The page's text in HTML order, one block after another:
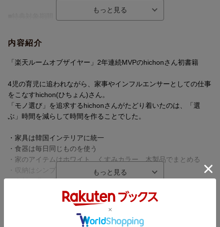
信致します。
■特典対象
■キャンペーン対象サービス
-楽天ブックス（PC・SP）
-iPhoneアプリ版楽天ブックス
※電子書籍（楽天kobo)はキャンペーンの対象外となります。
■プレゼント内容
楽天ブックス限定特典：書籍未公開レシピデータ
※特典画像のダウンロード方法については、ご注文時にご利用の
⇒商品出荷完了の翌日にメール送付
内容紹介
「楽天ルームオブザイヤー」2年連続MVPのhichonさん初書籍
4児の育児に追われながら、家事やインフルエンサーとしての仕事
をこなすhichon(ひちょん)さん。
「モノ選び」を追求するhichonさんがたどり着いたのは、「選
ぶ」時間を減らして時間を作ることでした。
・家具は韓国インテリアに統一
・食器は毎日同じものを使う
・家のアイテムはホワイト、くすみカラー、木製品でまとめる
・収納はシンプルかつ普遍的な無印良品を使う
・食材は週に1回、16,000円分をまとめ買い
など選択の幅を狭めることで無駄な時間をカットしたらその分、
家族や仕事など自分の好きなものにしっかり向き合うことができ
内容紹介（JPROより）
4児の育児に追われながら、家事やインフルエンサーとしての仕事